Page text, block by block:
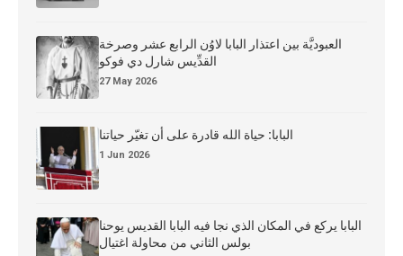
العبوديَّة بين اعتذار البابا لاوُن الرابع عشر وصرخة
القدِّيس شارل دي فوكو
27 May 2026
البابا: حياة الله قادرة على أن تغيّر حياتنا
1 Jun 2026
البابا يركع في المكان الذي نجا فيه البابا القديس يوحنا
بولس الثاني من محاولة اغتيال